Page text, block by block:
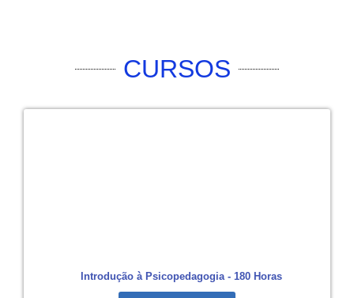
CURSOS
Introdução à Psicopedagogia - 180 Horas